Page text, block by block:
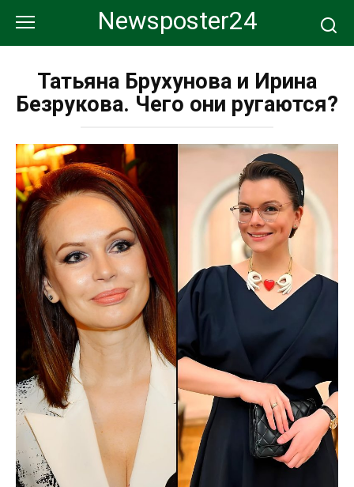
контенту
Newsposter24
Татьяна Брухунова и Ирина
Безрукова. Чего они ругаются?